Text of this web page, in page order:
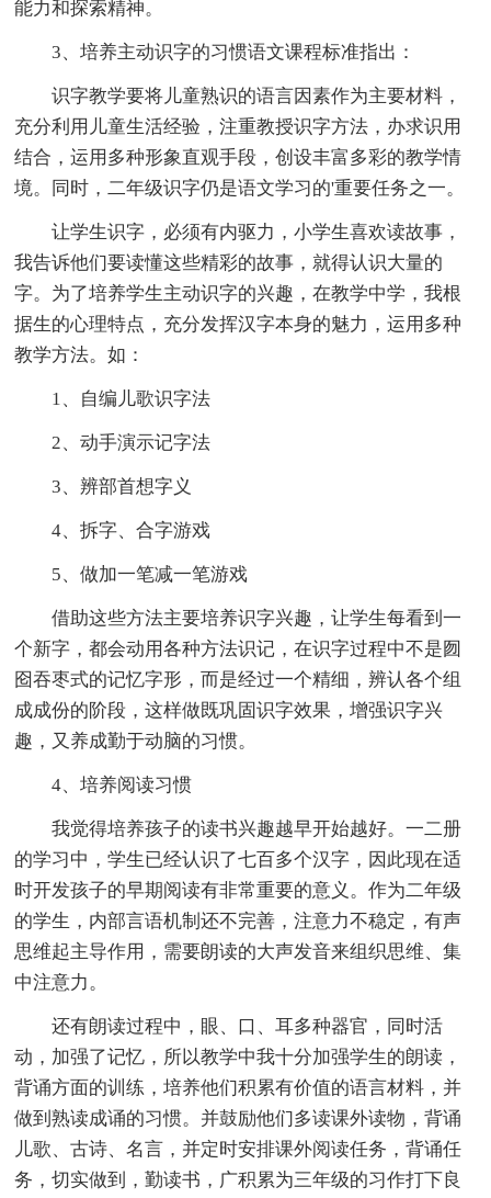
能力和探索精神。
3、培养主动识字的习惯语文课程标准指出：
识字教学要将儿童熟识的语言因素作为主要材料，
充分利用儿童生活经验，注重教授识字方法，办求识用
结合，运用多种形象直观手段，创设丰富多彩的教学情
境。同时，二年级识字仍是语文学习的'重要任务之一。
让学生识字，必须有内驱力，小学生喜欢读故事，
我告诉他们要读懂这些精彩的故事，就得认识大量的
字。为了培养学生主动识字的兴趣，在教学中学，我根
据生的心理特点，充分发挥汉字本身的魅力，运用多种
教学方法。如：
1、自编儿歌识字法
2、动手演示记字法
3、辨部首想字义
4、拆字、合字游戏
5、做加一笔减一笔游戏
借助这些方法主要培养识字兴趣，让学生每看到一
个新字，都会动用各种方法识记，在识字过程中不是囫
囵吞枣式的记忆字形，而是经过一个精细，辨认各个组
成成份的阶段，这样做既巩固识字效果，增强识字兴
趣，又养成勤于动脑的习惯。
4、培养阅读习惯
我觉得培养孩子的读书兴趣越早开始越好。一二册
的学习中，学生已经认识了七百多个汉字，因此现在适
时开发孩子的早期阅读有非常重要的意义。作为二年级
的学生，内部言语机制还不完善，注意力不稳定，有声
思维起主导作用，需要朗读的大声发音来组织思维、集
中注意力。
还有朗读过程中，眼、口、耳多种器官，同时活
动，加强了记忆，所以教学中我十分加强学生的朗读，
背诵方面的训练，培养他们积累有价值的语言材料，并
做到熟读成诵的习惯。并鼓励他们多读课外读物，背诵
儿歌、古诗、名言，并定时安排课外阅读任务，背诵任
务，切实做到，勤读书，广积累为三年级的习作打下良